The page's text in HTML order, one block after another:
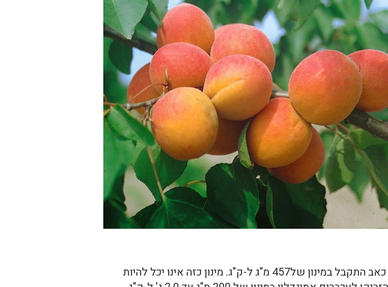
שיכוך כאב- הזריקו לחלל הבטן של חולדות אמיגדלין. שיכוך כאב התקבל במינון של457 מ"ג ל-ק"ג. מינון כזה אינו יכל להיות